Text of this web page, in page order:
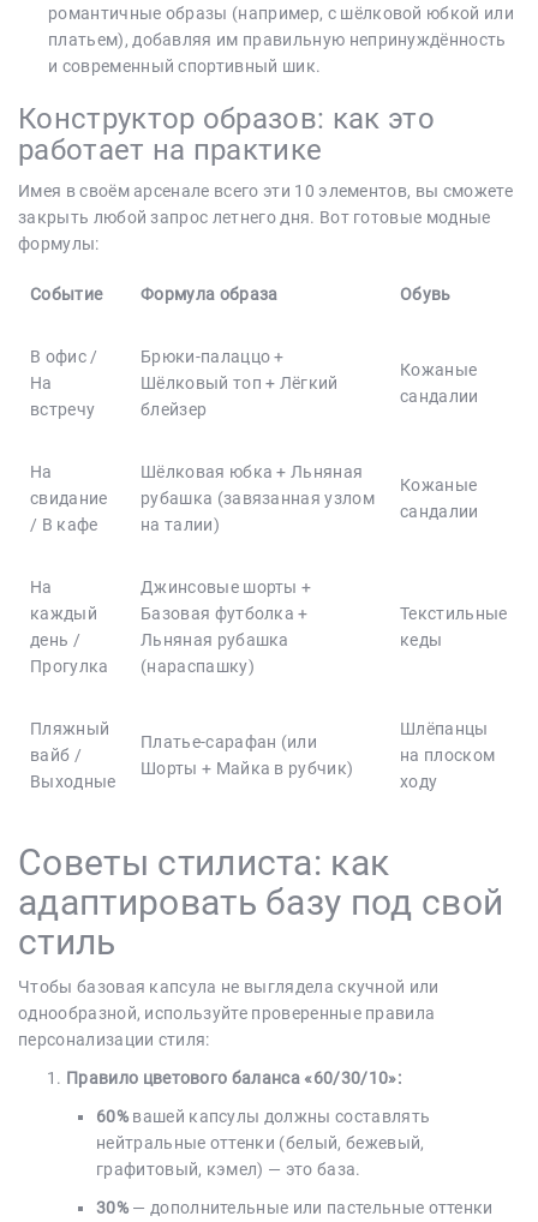
романтичные образы (например, с шёлковой юбкой или
платьем), добавляя им правильную непринуждённость
и современный спортивный шик.
Конструктор образов: как это
работает на практике
Имея в своём арсенале всего эти 10 элементов, вы сможете
закрыть любой запрос летнего дня. Вот готовые модные
формулы:
Событие Формула образа Обувь
В офис /
На
встречу
Брюки-палаццо +
Шёлковый топ + Лёгкий
блейзер
Кожаные
сандалии
На
свидание
/ В кафе
Шёлковая юбка + Льняная
рубашка (завязанная узлом
на талии)
Кожаные
сандалии
На
каждый
день /
Прогулка
Джинсовые шорты +
Базовая футболка +
Льняная рубашка
(нараспашку)
Текстильные
кеды
Пляжный
вайб /
Выходные
Платье-сарафан (или
Шорты + Майка в рубчик)
Шлёпанцы
на плоском
ходу
Советы стилиста: как
адаптировать базу под свой
стиль
Чтобы базовая капсула не выглядела скучной или
однообразной, используйте проверенные правила
персонализации стиля:
Правило цветового баланса «60/30/10»:
60%вашей капсулы должны составлять
нейтральные оттенки (белый, бежевый,
графитовый, кэмел) — это база.
30%— дополнительные или пастельные оттенки